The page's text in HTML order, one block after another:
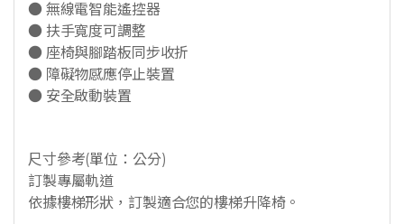
● 無線電智能遙控器
● 扶手寬度可調整
● 座椅與腳踏板同步收折
● 障礙物感應停止裝置
● 安全啟動裝置
尺寸參考(單位：公分)
訂製專屬軌道
依據樓梯形狀，訂製適合您的樓梯升降椅。